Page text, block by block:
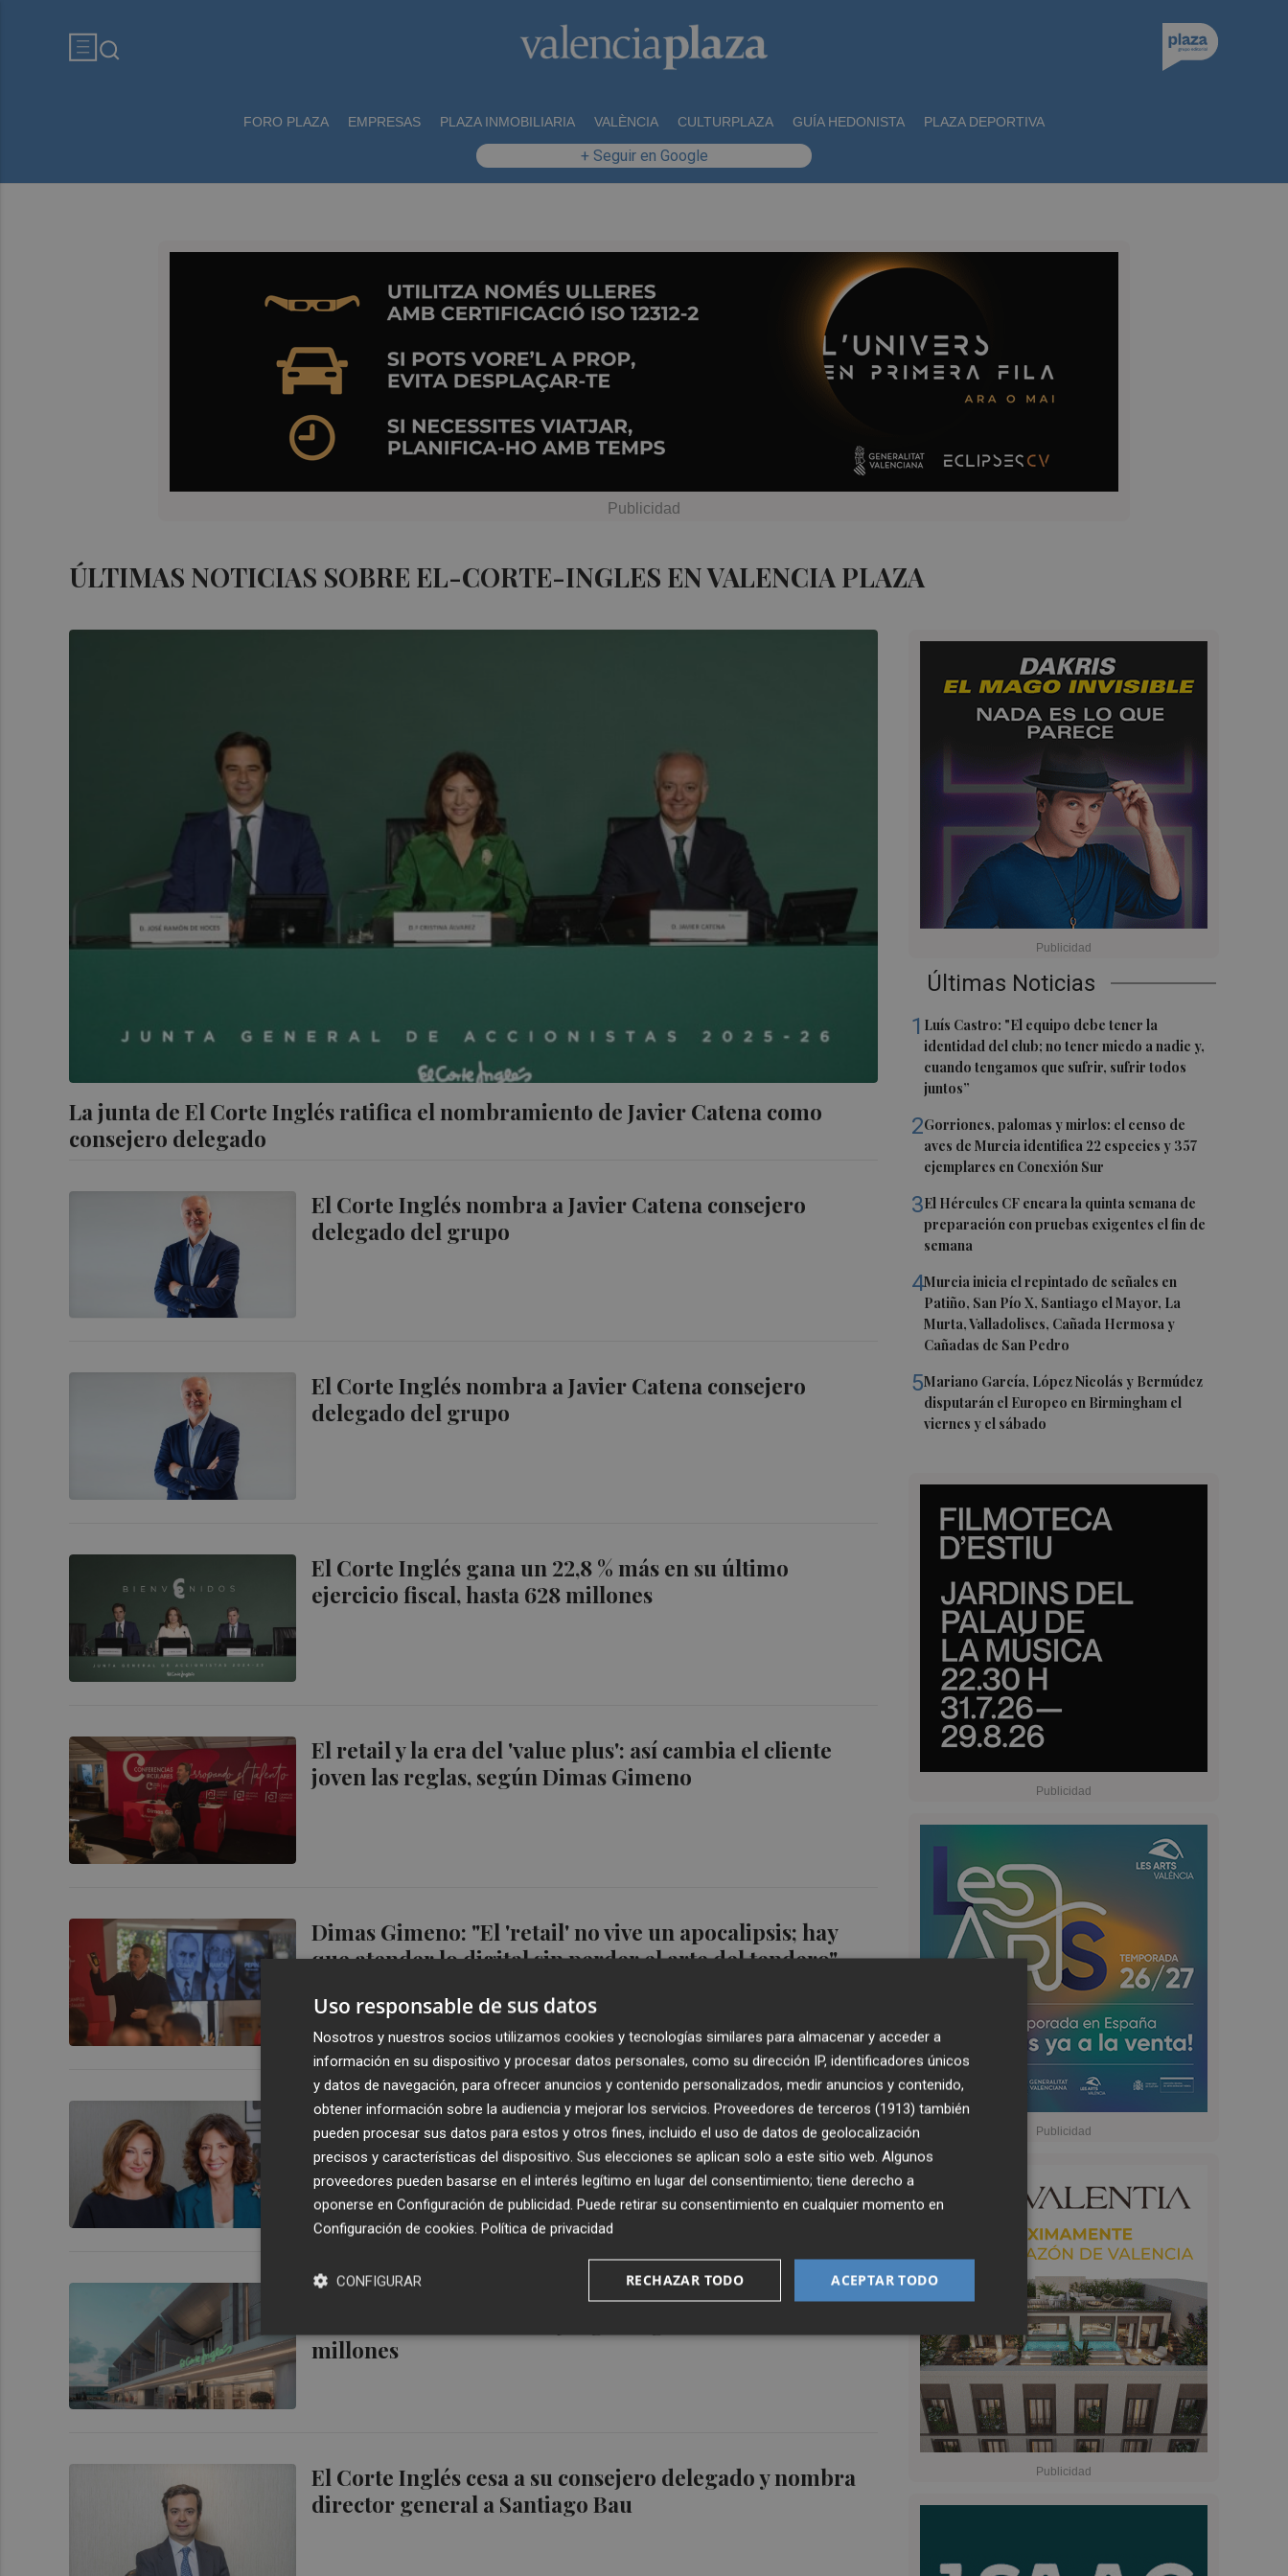
FORO PLAZA EMPRESAS PLAZA INMOBILIARIA VALÈNCIA CULTURPLAZA GUÍA HEDONISTA PLAZA DEPORTIVA
+ Seguir en Google
ÚLTIMAS NOTICIAS SOBRE EL-CORTE-INGLES EN VALENCIA PLAZA
La junta de El Corte Inglés ratifica el nombramiento de Javier Catena como
consejero delegado
El Corte Inglés nombra a Javier Catena consejero
delegado del grupo
El Corte Inglés nombra a Javier Catena consejero
delegado del grupo
El Corte Inglés gana un 22,8 % más en su último
ejercicio fiscal, hasta 628 millones
El retail y la era del 'value plus': así cambia el cliente
joven las reglas, según Dimas Gimeno
Dimas Gimeno: "El 'retail' no vive un apocalipsis; hay
que atender lo digital sin perder el arte del tendero"
Cristina Álvarez releva a su hermana Marta como
presidenta de El Corte Inglés
El Corte Inglés gana 224 millones en su primer
millones
El Corte Inglés cesa a su consejero delegado y nombra
director general a Santiago Bau
Últimas Noticias
1 Luís Castro: "El equipo debe tener la
identidad del club; no tener miedo a nadie y,
cuando tengamos que sufrir, sufrir todos
juntos”
2Gorriones, palomas y mirlos: el censo de
aves de Murcia identifica 22 especies y 357
ejemplares en Conexión Sur
3El Hércules CF encara la quinta semana de
preparación con pruebas exigentes el fin de
semana
4Murcia inicia el repintado de señales en
Patiño, San Pío X, Santiago el Mayor, La
Murta, Valladolises, Cañada Hermosa y
Cañadas de San Pedro
5Mariano García, López Nicolás y Bermúdez
disputarán el Europeo en Birmingham el
viernes y el sábado
Uso responsable de sus datos
Nosotros y nuestros socios utilizamos cookies y tecnologías similares para almacenar y acceder a
información en su dispositivo y procesar datos personales, como su dirección IP, identificadores únicos
y datos de navegación, para ofrecer anuncios y contenido personalizados, medir anuncios y contenido,
obtener información sobre la audiencia y mejorar los servicios. Proveedores de terceros (1913) también
pueden procesar sus datos para estos y otros fines, incluido el uso de datos de geolocalización
precisos y características del dispositivo. Sus elecciones se aplican solo a este sitio web. Algunos
proveedores pueden basarse en el interés legítimo en lugar del consentimiento; tiene derecho a
oponerse en Configuración de publicidad. Puede retirar su consentimiento en cualquier momento en
Configuración de cookies. Política de privacidad
ACEPTAR TODO
RECHAZAR TODO
CONFIGURAR